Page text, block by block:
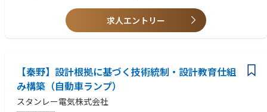
求人エントリー
【秦野】設計根拠に基づく技術統制・設計教育仕組
み構築（自動車ランプ）
スタンレー電気株式会社